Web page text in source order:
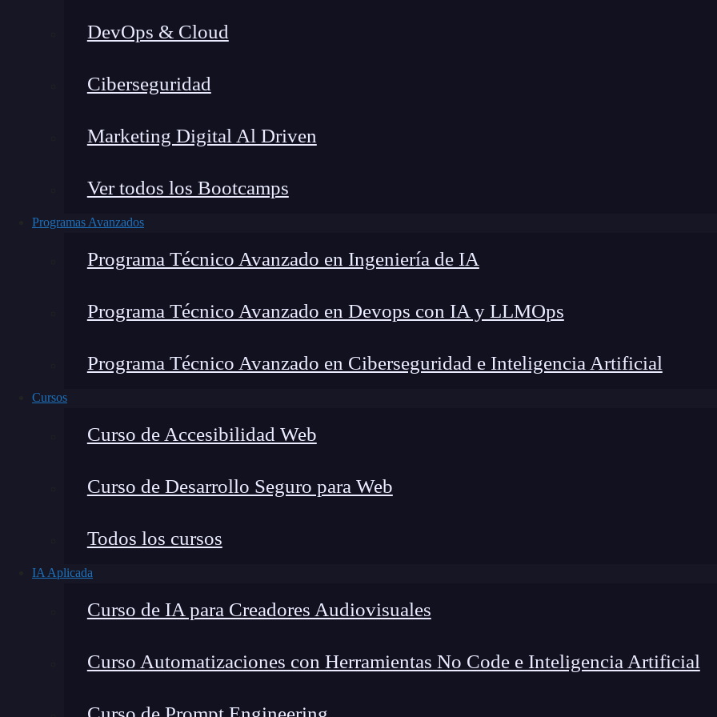
DevOps & Cloud
Ciberseguridad
Marketing Digital Al Driven
Ver todos los Bootcamps
Programas Avanzados
Programa Técnico Avanzado en Ingeniería de IA
Programa Técnico Avanzado en Devops con IA y LLMOps
Programa Técnico Avanzado en Ciberseguridad e Inteligencia Artificial
Cursos
Curso de Accesibilidad Web
Curso de Desarrollo Seguro para Web
Todos los cursos
IA Aplicada
Curso de IA para Creadores Audiovisuales
Curso Automatizaciones con Herramientas No Code e Inteligencia Artificial
Montana Martín López
Especialista en tecnología y formación digital, con foco en el desarrollo de talento y el análisis del sector